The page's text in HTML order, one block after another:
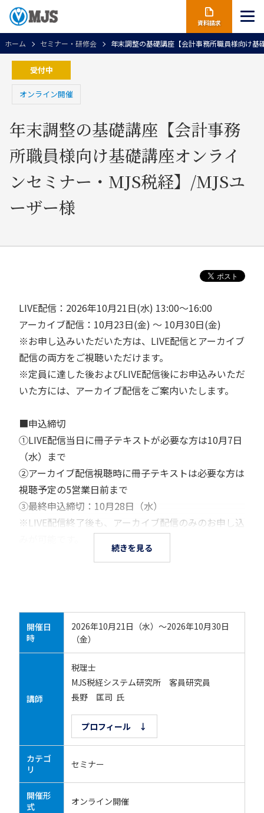
資料請求
ホーム セミナー・研修会 年末調整の基礎講座【会計事務所職員様向け
受付中
オンライン開催
年末調整の基礎講座【会計事務
所職員様向け基礎講座オンライ
ンセミナー・MJS税経】/MJSユ
ーザー様
LIVE配信：2026年10月21日(水) 13:00～16:00
アーカイブ配信：10月23日(金) ～ 10月30日(金)
※お申し込みいただいた方は、LIVE配信とアーカイブ
配信の両方をご視聴いただけます。
※定員に達した後およびLIVE配信後にお申込みいただ
いた方には、アーカイブ配信をご案内いたします。
■申込締切
①LIVE配信当日に冊子テキストが必要な方は10月7日
（水）まで
②アーカイブ配信視聴時に冊子テキストは必要な方は
視聴予定の5営業日前まで
③最終申込締切：10月28日（水）
※LIVE配信終了後も、アーカイブ配信のみのお申し込
続きを見る
開催日
時
2026年10月21日（水）～2026年10月30日
（金）
講師
税理士
MJS税経システム研究所 客員研究員
長野 匡司 氏
プロフィール ↓
カテゴ
リ
セミナー
開催形
式
オンライン開催